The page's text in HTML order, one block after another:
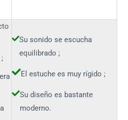
Su sonido se escucha
equilibrado ;
El estuche es muy rígido ;
Su diseño es bastante
moderno.